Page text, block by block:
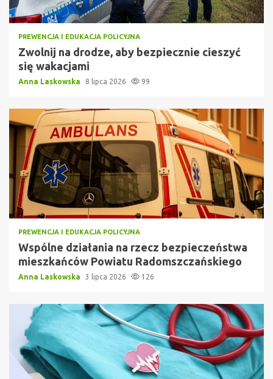
PREWENCJA I EDUKACJA POLICYJNA
Zwolnij na drodze, aby bezpiecznie cieszyć
się wakacjami
Anna Laskowska 8 lipca 2026 99
PREWENCJA I EDUKACJA POLICYJNA
Wspólne działania na rzecz bezpieczeństwa
mieszkańców Powiatu Radomszczańskiego
Anna Laskowska 3 lipca 2026 126